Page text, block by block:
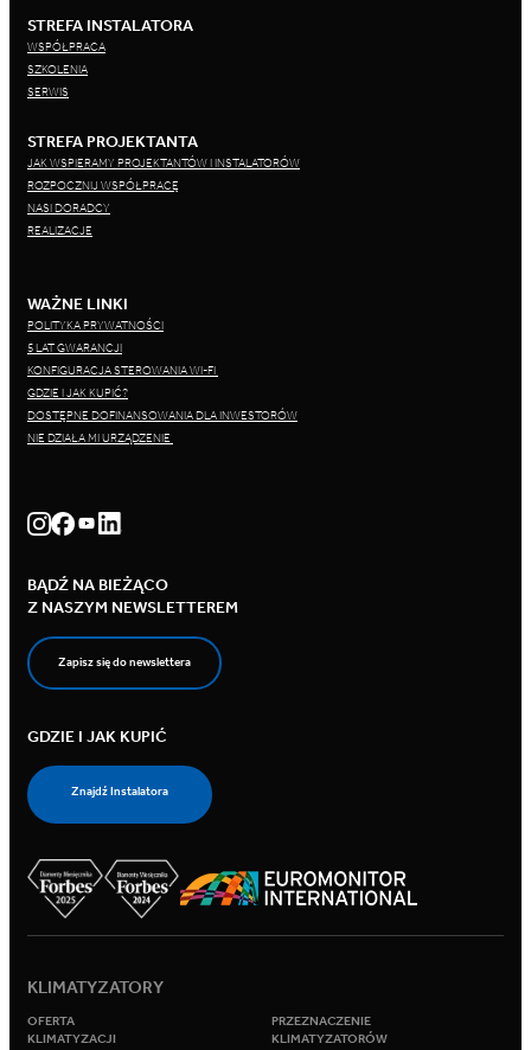
STREFA INSTALATORA
WSPÓŁPRACA
SZKOLENIA
SERWIS
STREFA PROJEKTANTA
JAK WSPIERAMY PROJEKTANTÓW I INSTALATORÓW
ROZPOCZNIJ WSPÓŁPRACĘ
NASI DORADCY
REALIZACJE
WAŻNE LINKI
POLITYKA PRYWATNOŚCI
5 LAT GWARANCJI
KONFIGURACJA STEROWANIA WI-FI
GDZIE I JAK KUPIĆ?
DOSTĘPNE DOFINANSOWANIA DLA INWESTORÓW
NIE DZIAŁA MI URZĄDZENIE
BĄDŹ NA BIEŻĄCO
Z NASZYM NEWSLETTEREM
Zapisz się do newslettera
GDZIE I JAK KUPIĆ
Znajdź Instalatora
KLIMATYZATORY
OFERTA
KLIMATYZACJI
PRZEZNACZENIE
KLIMATYZATORÓW